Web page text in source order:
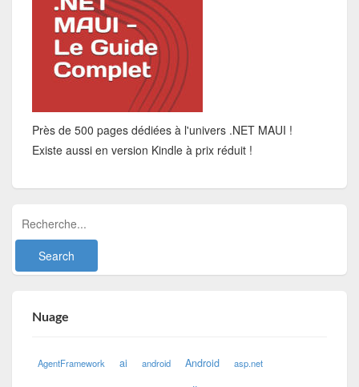
Près de 500 pages dédiées à l'univers .NET MAUI !
Existe aussi en version Kindle à prix réduit !
Nuage
AgentFramework ai android Android asp.net